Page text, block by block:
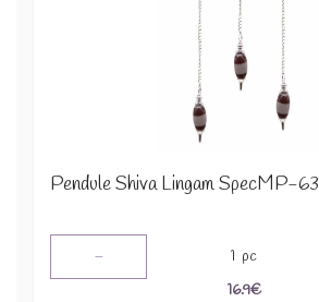
Pendule Shiva Lingam SpecMP-63
- 1 pc
16.9€